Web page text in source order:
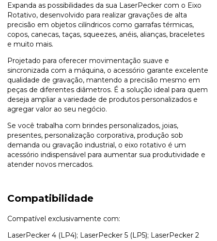
Expanda as possibilidades da sua LaserPecker com o Eixo
Rotativo, desenvolvido para realizar gravações de alta
precisão em objetos cilíndricos como garrafas térmicas,
copos, canecas, taças, squeezes, anéis, alianças, braceletes
e muito mais.
Projetado para oferecer movimentação suave e
sincronizada com a máquina, o acessório garante excelente
qualidade de gravação, mantendo a precisão mesmo em
peças de diferentes diâmetros. É a solução ideal para quem
deseja ampliar a variedade de produtos personalizados e
agregar valor ao seu negócio.
Se você trabalha com brindes personalizados, joias,
presentes, personalização corporativa, produção sob
demanda ou gravação industrial, o eixo rotativo é um
acessório indispensável para aumentar sua produtividade e
atender novos mercados.
Compatibilidade
Compatível exclusivamente com:
LaserPecker 4 (LP4); LaserPecker 5 (LP5); LaserPecker 2